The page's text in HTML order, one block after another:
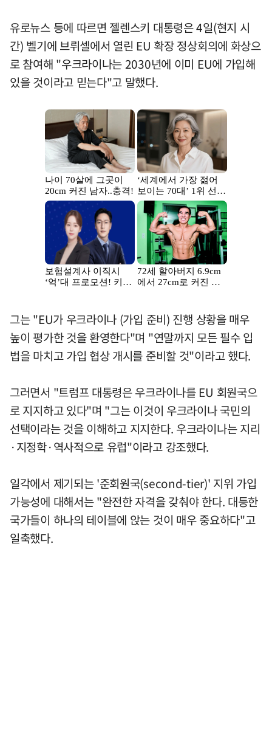
유로뉴스 등에 따르면 젤렌스키 대통령은 4일(현지 시
간) 벨기에 브뤼셀에서 열린 EU 확장 정상회의에 화상으
로 참여해 "우크라이나는 2030년에 이미 EU에 가입해
있을 것이라고 믿는다"고 말했다.
그는 "EU가 우크라이나 (가입 준비) 진행 상황을 매우
높이 평가한 것을 환영한다"며 "연말까지 모든 필수 입
법을 마치고 가입 협상 개시를 준비할 것"이라고 했다.
그러면서 "트럼프 대통령은 우크라이나를 EU 회원국으
로 지지하고 있다"며 "그는 이것이 우크라이나 국민의
선택이라는 것을 이해하고 지지한다. 우크라이나는 지리
·지정학·역사적으로 유럽"이라고 강조했다.
일각에서 제기되는 '준회원국(second-tier)' 지위 가입
가능성에 대해서는 "완전한 자격을 갖춰야 한다. 대등한
국가들이 하나의 테이블에 앉는 것이 매우 중요하다"고
일축했다.